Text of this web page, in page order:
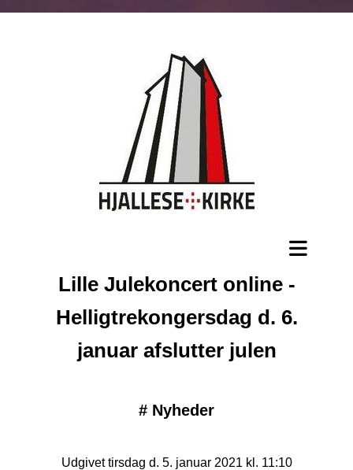
Lille Julekoncert online -
Helligtrekongersdag d. 6.
januar afslutter julen
# Nyheder
Udgivet tirsdag d. 5. januar 2021 kl. 11:10